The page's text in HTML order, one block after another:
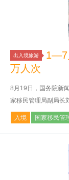
出入境旅游
1—7
万人次
8月19日，国务院新
家移民管理局副局长
入境 国家移民管